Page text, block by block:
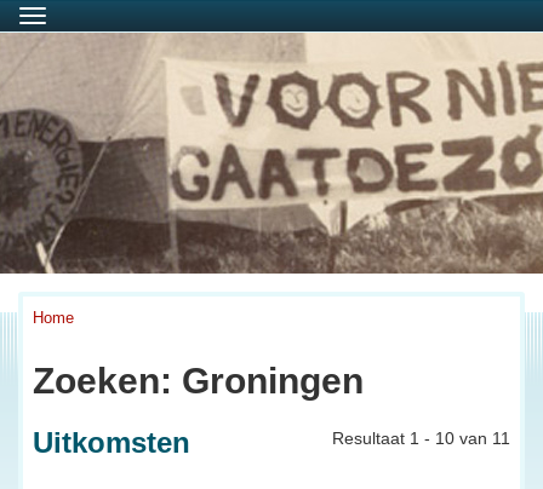
Menu
Home
Zoeken: Groningen
Resultaat 1 - 10 van 11
Uitkomsten